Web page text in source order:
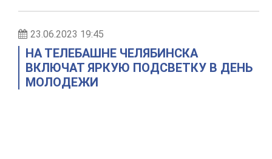
23.06.2023 19:45
НА ТЕЛЕБАШНЕ ЧЕЛЯБИНСКА
ВКЛЮЧАТ ЯРКУЮ ПОДСВЕТКУ В ДЕНЬ
МОЛОДЕЖИ